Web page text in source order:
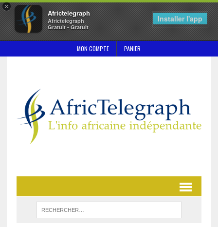
×
Africtelegraph
Africtelegraph
Gratuit - Gratuit
Installer l'app
MON COMPTE PANIER